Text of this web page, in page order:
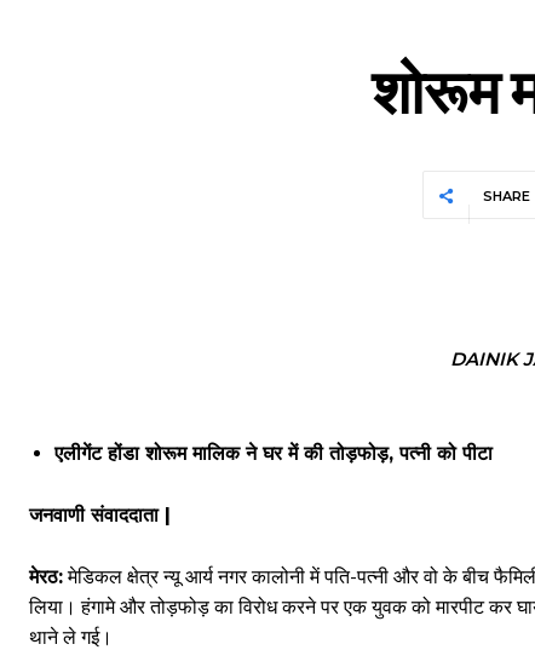
शोरूम
SHARE
DAINIK
एलीगेंट होंडा शोरूम मालिक ने घर में की तोड़फोड़, पत्नी को पीटा
जनवाणी संवाददाता |
मेरठ:मेडिकल क्षेत्र न्यू आर्य नगर कालोनी में पति-पत्नी और वो के बीच
लिया। हंगामे और तोड़फोड़ का विरोध करने पर एक युवक को मारपीट कर
थाने ले गई।